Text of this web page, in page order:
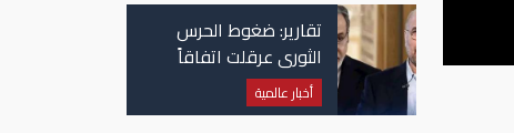
تقارير: ضغوط الحرس
الثوري عرقلت اتفاقاً
وشيكاً حول هرمز
أخبار عالمية